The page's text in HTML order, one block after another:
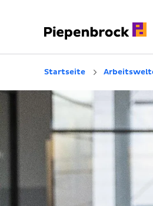
Startseite